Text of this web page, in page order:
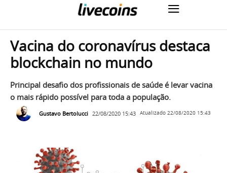
Vacina do coronavírus destaca
blockchain no mundo
Principal desafio dos profissionais de saúde é levar vacina
o mais rápido possível para toda a população.
Gustavo Bertolucci 22/08/2020 15:43 Atualizado 22/08/2020 15:43